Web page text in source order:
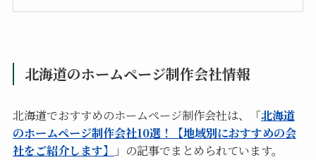
北海道のホームページ制作会社情報
北海道でおすすめのホームページ制作会社は、「北海道
のホームページ制作会社10選！【地域別におすすめの会
社をご紹介します】
」の記事でまとめられています。